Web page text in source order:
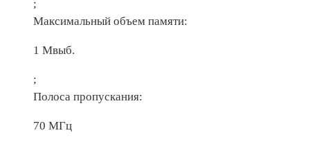
;
Максимальный объем памяти:
1 Мвыб.
;
Полоса пропускания:
70 МГц